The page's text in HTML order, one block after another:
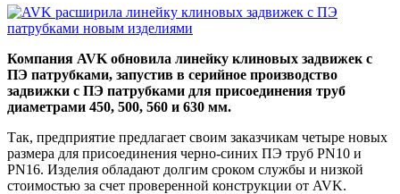
Компания AVK обновила линейку клиновых задвижек с
ПЭ патрубками, запустив в серийное производство
задвижки с ПЭ патрубками для присоединения труб
диаметрами 450, 500, 560 и 630 мм.
Так, предприятие предлагает своим заказчикам четыре новых
размера для присоединения черно-синих ПЭ труб PN10 и
PN16. Изделия обладают долгим сроком службы и низкой
стоимостью за счет проверенной конструкции от AVK.